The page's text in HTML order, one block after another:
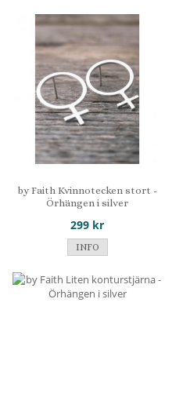
by Faith Kvinnotecken stort -
Örhängen i silver
299 kr
INFO